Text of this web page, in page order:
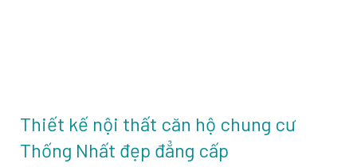
Thiết kế nội thất căn hộ chung cư
Thống Nhất đẹp đẳng cấp